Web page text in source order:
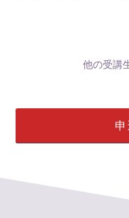
14-3-3 ケーススタディ
14-4-1 贈与とは
14-4-2 生前贈与の方
14-5-2 相続時精算課
他の受講